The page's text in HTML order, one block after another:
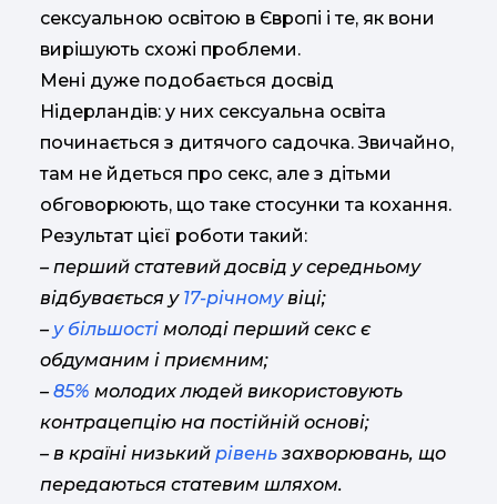
сексуальною освітою в Європі і те, як вони
вирішують схожі проблеми.
Мені дуже подобається досвід
Нідерландів: у них сексуальна освіта
починається з дитячого садочка. Звичайно,
там не йдеться про секс, але з дітьми
обговорюють, що таке стосунки та кохання.
Результат цієї роботи такий:
– перший статевий досвід у середньому
відбувається у 17-річномувіці;
– у більшості молоді перший секс є
обдуманим і приємним;
– 85% молодих людей використовують
контрацепцію на постійній основі;
– в країні низький рівень захворювань, що
передаються статевим шляхом.